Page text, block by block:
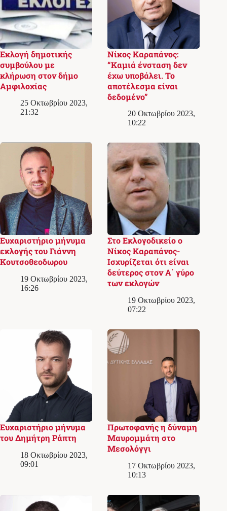
Εκλογή δημοτικής
συμβούλου με
κλήρωση στον δήμο
Αμφιλοχίας
25 Οκτωβρίου 2023,
21:32
Νίκος Καραπάνος:
“Καμιά ένσταση δεν
έχω υποβάλει. Το
αποτέλεσμα είναι
δεδομένο”
20 Οκτωβρίου 2023,
10:22
Ευχαριστήριο μήνυμα
εκλογής του Γιάννη
Κουτσοθεοδωρου
19 Οκτωβρίου 2023,
16:26
Στο Εκλογoδικείο ο
Νίκος Καραπάνος-
Ισχυρίζεται ότι είναι
δεύτερος στον Α΄ γύρο
των εκλογών
19 Οκτωβρίου 2023,
07:22
Ευχαριστήριο μήνυμα
του Δημήτρη Ράπτη
18 Οκτωβρίου 2023,
09:01
Πρωτοφανής η δύναμη
Μαυρομμάτη στο
Μεσολόγγι
17 Οκτωβρίου 2023,
10:13